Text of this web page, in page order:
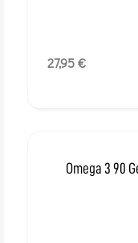
27,95 €
Omega 3 90